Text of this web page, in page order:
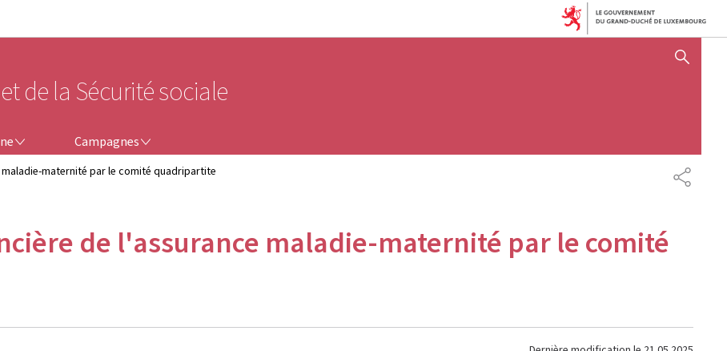
de la Sécurité sociale
AFFICHER / MASQUER
Campagnes
maternité par le comité quadripartite
de l'assurance maladie-maternité par le comité